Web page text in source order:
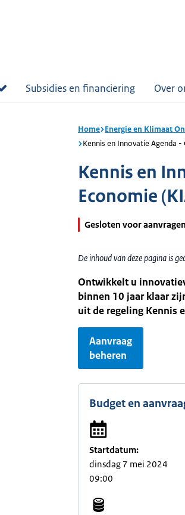
Subsidies en financiering Over
Home Energie en Klimaat
Kennis en Innovatie Agenda -
Kennis en
Economie
Gesloten voor aanvragen
De inhoud van deze pagina is
Ontwikkelt u
binnen 10 jaar klaar
uit de regeling Kennis
Aanvraag
beheren
Budget en
Startdatum:
dinsdag 7 mei 2024
09:00